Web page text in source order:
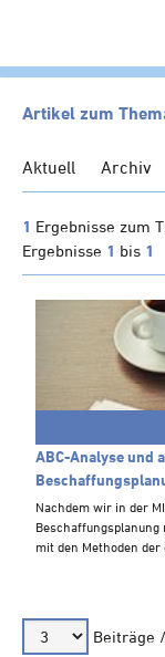
Artikel zum
Aktuell Archiv
1 Ergebnisse zum
Ergebnisse 1 bis 1
ABC-Analyse und
Nachdem wir in der
mit den Methoden der
Beiträge